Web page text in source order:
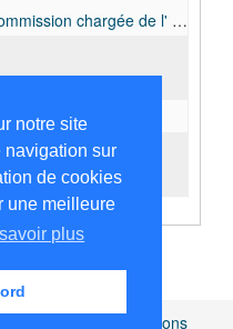
notre site
navigation sur
de cookies
une meilleure
plus
de la Force publique (janvier 1912 - mars 1912 )
1913 - avril 1915)
Mentions